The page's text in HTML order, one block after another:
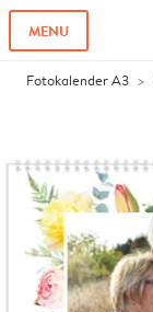
MENU
Fotokalender A3